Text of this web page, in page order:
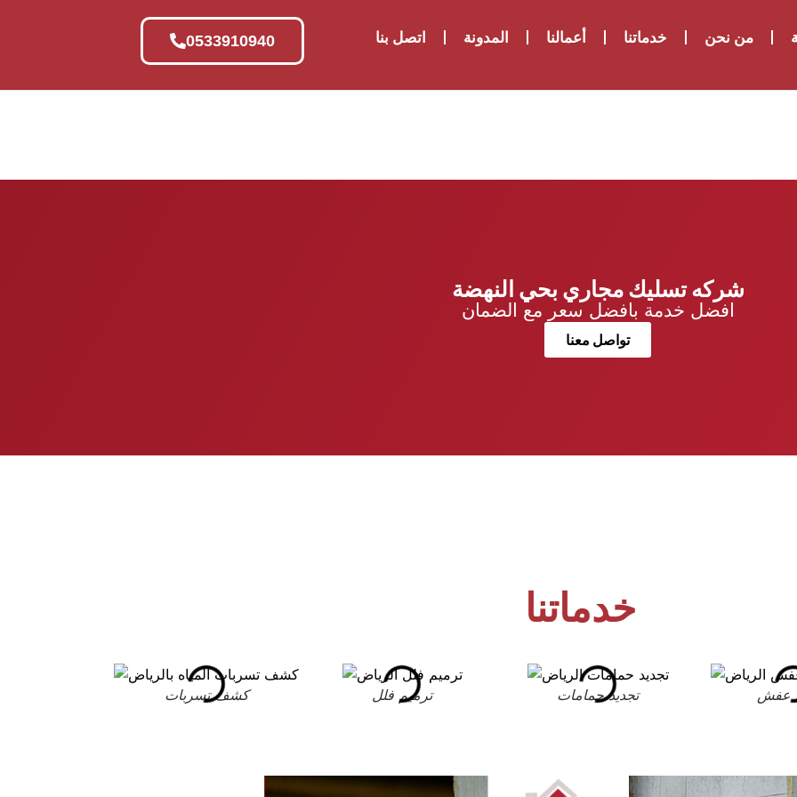
من نحن خدماتنا أعمالنا المدونة اتصل بنا 0533910940
شركه تسليك مجاري بحي النهضة
افضل خدمة بافضل سعر مع الضمان
تواصل معنا
خدماتنا
كشف تسربات ترميم فلل تجديد حمامات عفش